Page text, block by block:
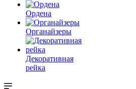
Ордена
Органайзеры
Декоративная
рейка